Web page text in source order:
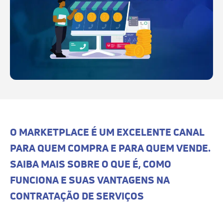
O MARKETPLACE É UM EXCELENTE CANAL
PARA QUEM COMPRA E PARA QUEM VENDE.
SAIBA MAIS SOBRE O QUE É, COMO
FUNCIONA E SUAS VANTAGENS NA
CONTRATAÇÃO DE SERVIÇOS